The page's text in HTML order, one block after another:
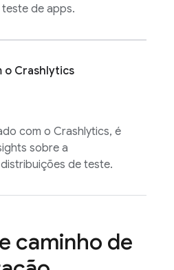
de apps.
o Crashlytics
com o Crashlytics, é
sobre a
de teste.
caminho de